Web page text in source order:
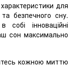
для
безпечного сну.
інноваційні
сон максимально
кожною миттю